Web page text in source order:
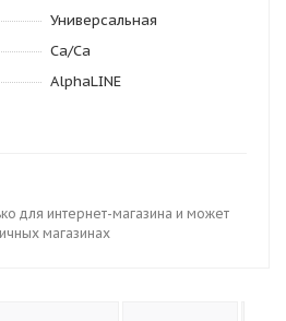
Универсальная
Ca/Ca
AlphaLINE
для интернет-магазина и может
магазинах